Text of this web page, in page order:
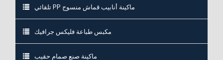
تلقائي PP ماكينة أنابيب قماش منسوج
مكبس طباعة فليكس جرافيك
ماكينة صنع صمام حقيب